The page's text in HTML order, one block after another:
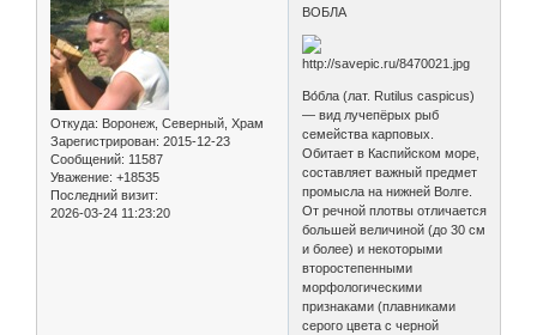
Откуда: Воронеж, Северный, Храм
Зарегистрирован: 2015-12-23
Сообщений: 11587
Уважение: +18535
Последний визит:
2026-03-24 11:23:20
ВОБЛА
Во́бла (лат. Rutilus caspicus)
— вид лучепёрых рыб
семейства карповых.
Обитает в Каспийском море,
составляет важный предмет
промысла на нижней Волге.
От речной плотвы отличается
большей величиной (до 30 см
и более) и некоторыми
второстепенными
морфологическими
признаками (плавниками
серого цвета с черной